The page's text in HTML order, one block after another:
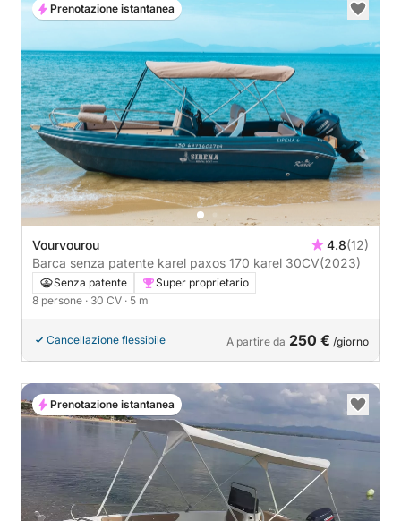
Vourvourou 4.8(12)
Barca senza patente karel paxos 170 karel 30CV(2023)
Senza patente
Super proprietario
8 persone · 30 CV · 5 m
Cancellazione flessibile A partire da 250 € /giorno
Prenotazione istantanea
Prenotazione istantanea